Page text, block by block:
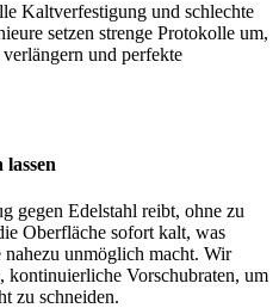
Kaltverfestigung und schlechte
setzen strenge Protokolle um,
und perfekte
gegen Edelstahl reibt, ohne zu
Oberfläche sofort kalt, was
unmöglich macht. Wir
kontinuierliche Vorschubraten, um
zu schneiden.